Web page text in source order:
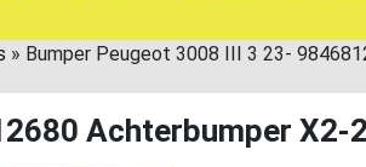
» Bumper Peugeot 3008 III 3 23-
Achterbumper X2-